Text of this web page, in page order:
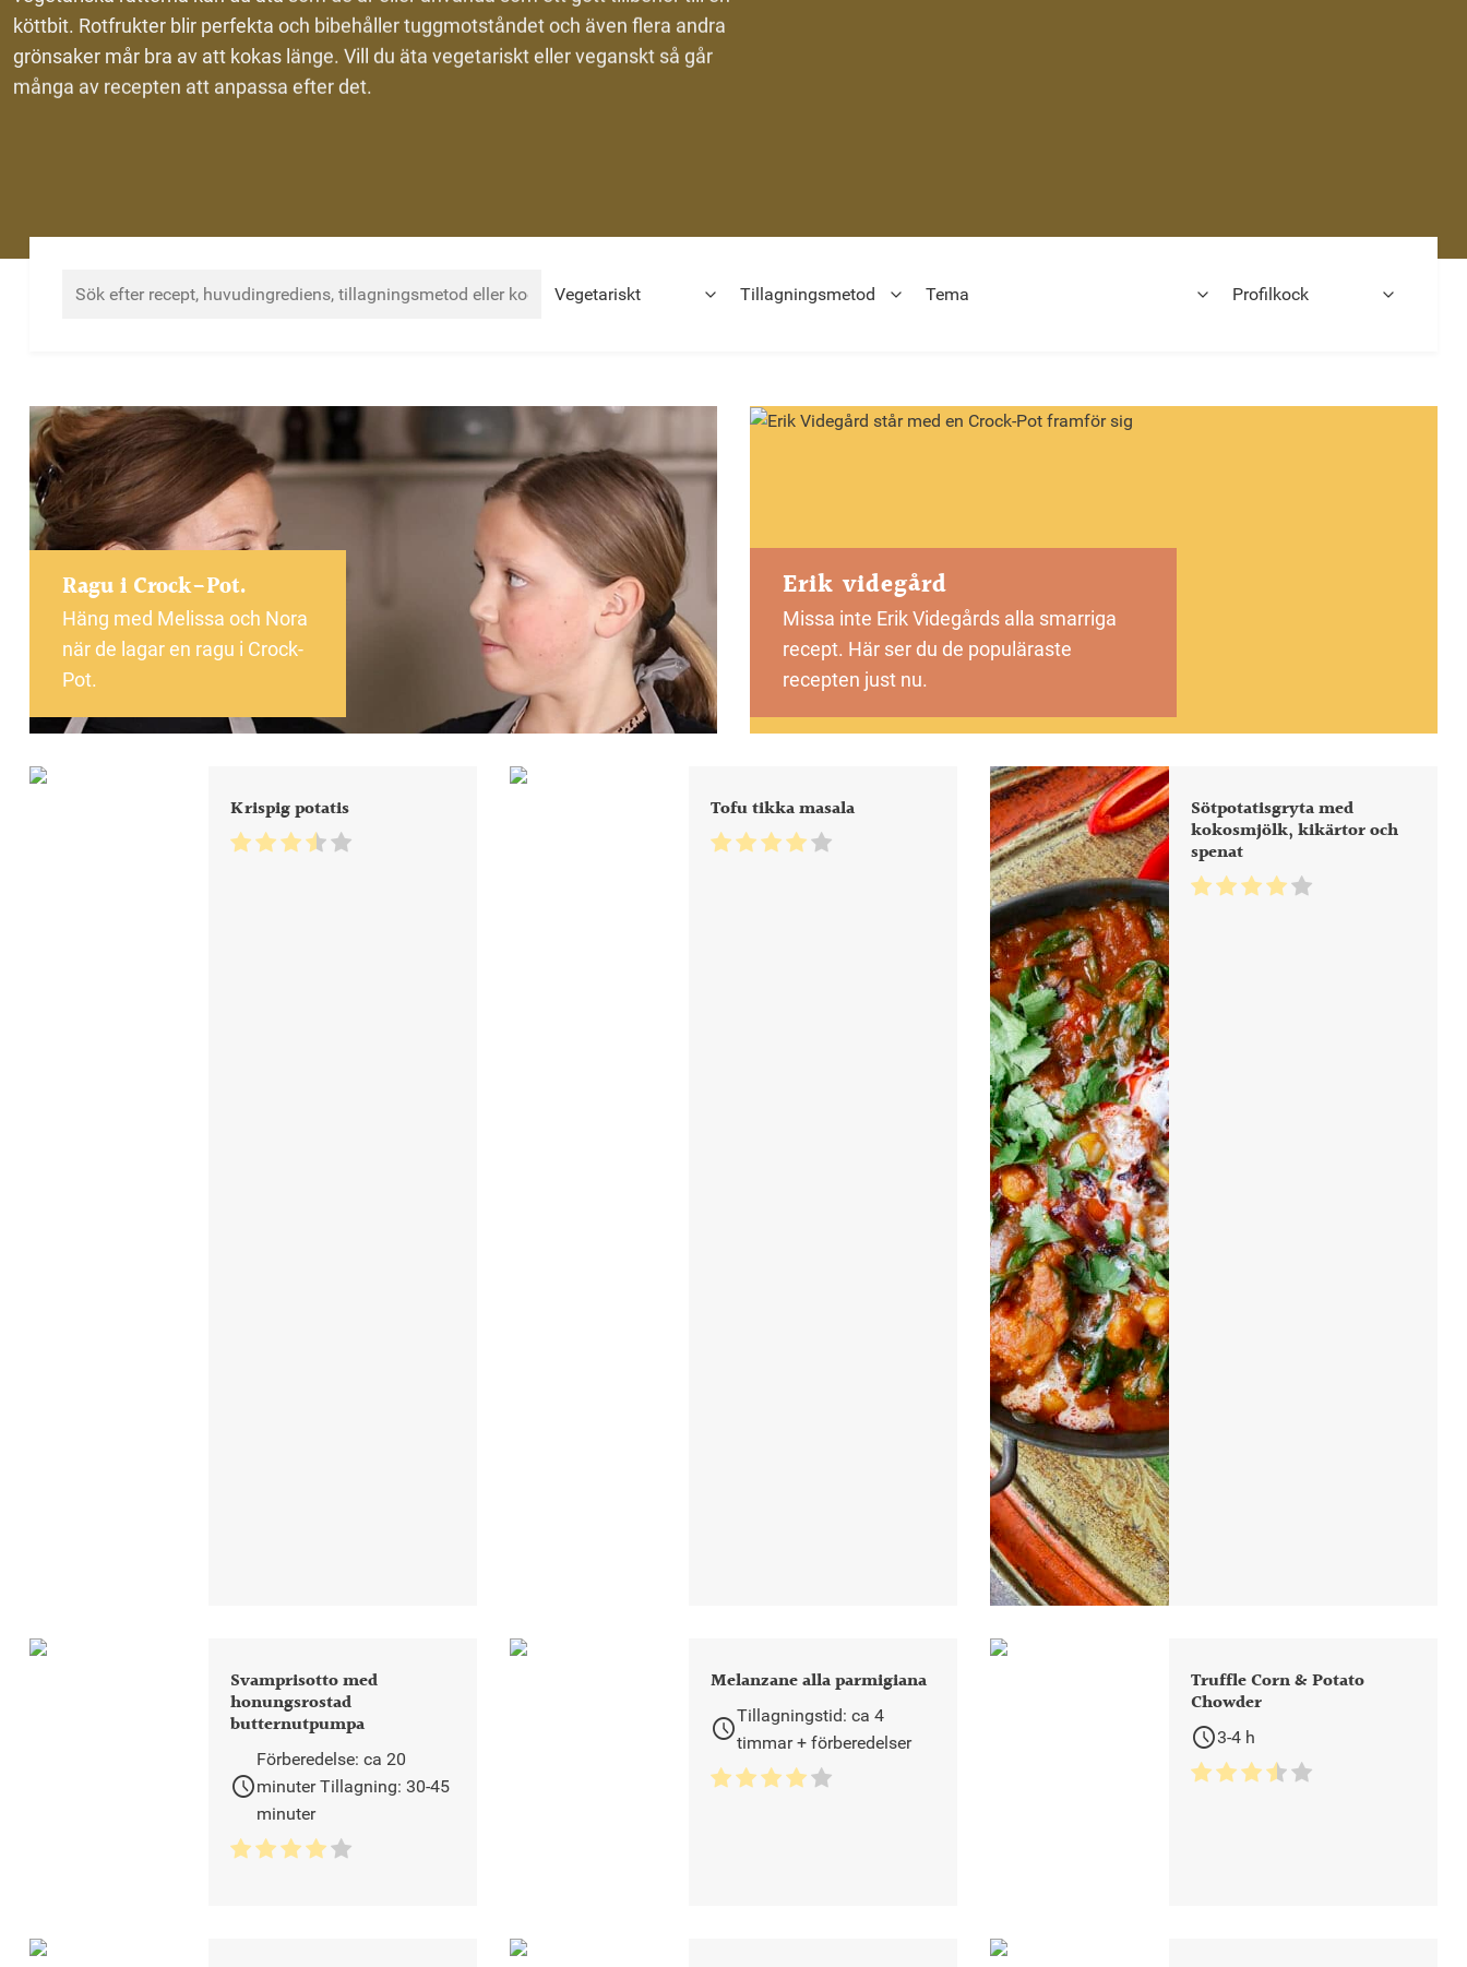
köttbit. Rotfrukter blir perfekta och bibehåller tuggmotståndet och även flera andra
grönsaker mår bra av att kokas länge. Vill du äta vegetariskt eller veganskt så går
många av recepten att anpassa efter det.
Ragu i Crock-Pot.
Häng med Melissa och Nora
när de lagar en ragu i Crock-
Pot.
Erik videgård
Missa inte Erik Videgårds alla smarriga
recept. Här ser du de populäraste
recepten just nu.
Krispig potatis Tofu tikka masala
Sötpotatisgryta med
kokosmjölk, kikärtor och
spenat
Svamprisotto med
honungsrostad
butternutpumpa
schedule
Förberedelse: ca 20
minuter Tillagning: 30-45
minuter
Melanzane alla parmigiana
scheduleTillagningstid: ca 4
timmar + förberedelser
Truffle Corn & Potato
Chowder
schedule3-4 h